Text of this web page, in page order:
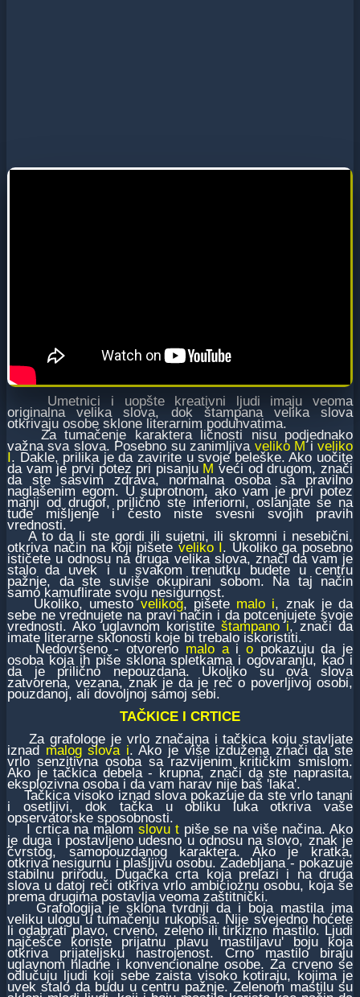
Umetnici i uopšte kreativni ljudi imaju veoma
originalna velika slova, dok štampana velika slova
otkrivaju osobe sklone literarnim poduhvatima.
Za tumačenje karaktera ličnosti nisu podjednako
važna sva slova. Posebno su zanimljiva veliko Miveliko
I. Dakle, prilika je da zavirite u svoje beleške. Ako uočite
da vam je prvi potez pri pisanju M veći od drugom, znači
da ste sasvim zdrava, normalna osoba sa pravilno
naglašenim egom. U suprotnom, ako vam je prvi potez
manji od drugof, prilično ste inferiorni, oslanjate se na
tuđe mišljenje i često niste svesni svojih pravih
vrednosti.
A to da li ste gordi ili sujetni, ili skromni i nesebični,
otkriva način na koji pišete veliko I. Ukoliko ga posebno
ističete u odnosu na druga velika slova, znači da vam je
stalo da uvek i u svakom trenutku budete u centru
pažnje, da ste suviše okupirani sobom. Na taj način
samo kamuflirate svoju nesigurnost.
Ukoliko, umestovelikog, pišete malo i, znak je da
sebe ne vrednujete na pravi način i da potcenjujete svoje
vrednosti. Ako uglavnom koristite štampano i, znači da
imate literarne sklonosti koje bi trebalo iskoristiti.
Nedovršeno - otvoreno malo ai opokazuju da je
osoba koja ih piše sklona spletkama i ogovaranju, kao i
da je prilično nepouzdana. Ukoliko su ova slova
zatvorena, vezana, znak je da je reč o poverljivoj osobi,
pouzdanoj, ali dovoljnoj samoj sebi.
TAČKICE I CRTICE
Za grafologe je vrlo značajna i tačkica koju stavljate
iznad malog slova i. Ako je više izdužena znači da ste
vrlo senzitivna osoba sa razvijenim kritičkim smislom.
Ako je tačkica debela - krupna, znači da ste naprasita,
eksplozivna osoba i da vam narav nije baš 'laka'.
Tačkica visoko iznad slova pokazuje da ste vrlo tanani
i osetljivi, dok tačka u obliku luka otkriva vaše
opservatorske sposobnosti.
I crtica na malom slovu t piše se na više načina. Ako
je duga i postavljeno udesno u odnosu na slovo, znak je
čvrstog, samopouzdanog karaktera. Ako je kratka,
otkriva nesigurnu i plašljivu osobu. Zadebljana - pokazuje
stabilnu prirodu. Dugačka crta koja prelazi i na druga
slova u datoj reči otkriva vrlo ambicioznu osobu, koja se
prema drugima postavlja veoma zaštitnički.
Grafologija je sklona tvrdnji da i boja mastila ima
veliku ulogu u tumačenju rukopisa. Nije svejedno hoćete
li odabrati plavo, crveno, zeleno ili tirkizno mastilo. Ljudi
najčešće koriste prijatnu plavu 'mastiljavu' boju koja
otkriva prijateljsku nastrojenost. Crno mastilo biraju
uglavnom hladne i konvencionalne osobe. Za crveno se
odlučuju ljudi koji sebe zaista visoko kotiraju, kojima je
uvek stalo da budu u centru pažnje. Zelenom mastilu su